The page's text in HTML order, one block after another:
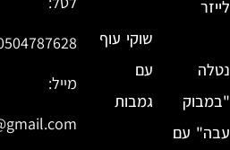
לייזר
נטלה
"במבוק
עבה" עם
שוקי עוף
עם
גמבות
מייל: